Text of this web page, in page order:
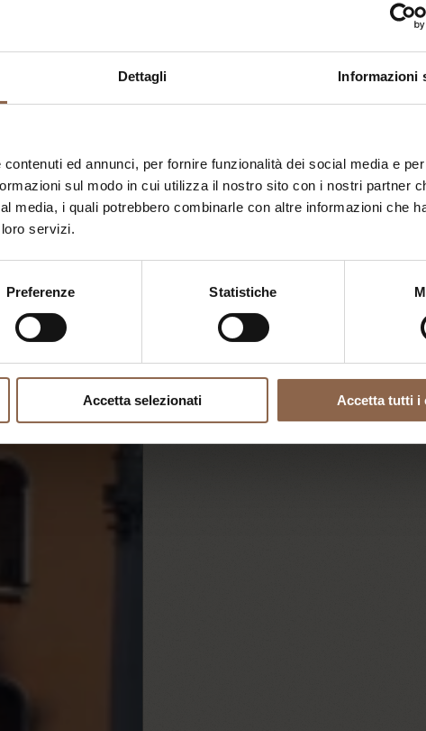
Dettagli Informazioni
ed annunci, per fornire funzionalità dei social media e
sul modo in cui utilizza il nostro sito con i nostri partner
media, i quali potrebbero combinarle con altre informazioni che
servizi.
Preferenze Statistiche
Accetta selezionati Accetta tutti i
"Chi va per el mondo tuto
no lo crede"